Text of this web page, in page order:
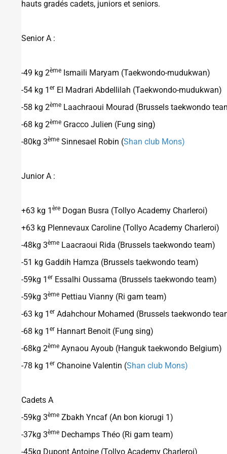
hauts gradés cadets, juniors et seniors.
Senior A :
-49 kg 2ème Ismaili Maryam (Taekwondo-mudukwan)
-54 kg 1 er El Madrari Abdellilah (Taekwondo-mudukwan)
-58 kg 2ème Laachraoui Mourad (Brussels taekwondo
-68 kg 2ème Gracco Julien (Fung sing)
-80kg 3ème Sinnesael Robin (Shan club Mons)
Junior A :
+63 kg 1 ère Dogan Busra (Tollyo Academy Charleroi)
+63 kg Plennevaux Caroline (Tollyo Academy Charleroi)
-48kg 3ème Laacraoui Rida (Brussels taekwondo team)
-51 kg Gaddih Hamza (Brussels taekwondo team)
-59kg 1 er Essalhi Oussama (Brussels taekwondo team)
-59kg 3ème Pettiau Vianny (Ri gam team)
-63 kg 1 er Adahchour Mohamed (Brussels taekwondo
-68 kg 1 er Hannart Benoit (Fung sing)
-68kg 2ème Aynaou Ayoub (Hanguk taekwondo Belgium)
-78 kg 1 er Chanoine Valentin (Shan club Mons)
Cadets A
-59kg 3ème Zbakh Yncaf (An bon kiorugi 1)
-37kg 3ème Dechamps Théo (Ri gam team)
-45kg Dupont Antoine (Tollyo Academy Charleroi)